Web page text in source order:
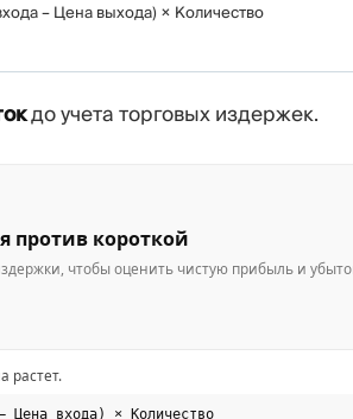
– Цена выхода) × Количество
до учета торговых издержек.
против короткой
чтобы оценить чистую прибыль и
растет.
Цена входа) × Количество